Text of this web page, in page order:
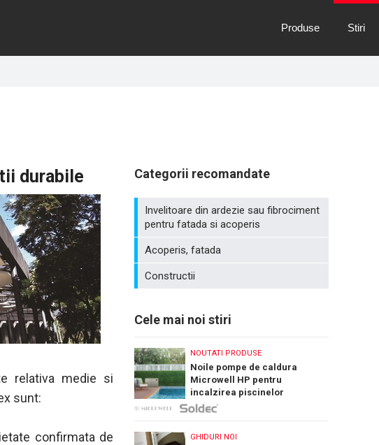
Produse Stiri
durabile
relativa medie si
sunt:
confirmata de
Categorii recomandate
Invelitoare din ardezie sau fibrociment
pentru fatada si acoperis
Acoperis, fatada
Constructii
Cele mai noi stiri
NOUTATI PRODUSE
Noile pompe de caldura
Microwell HP pentru
incalzirea piscinelor
GHIDURI NOI